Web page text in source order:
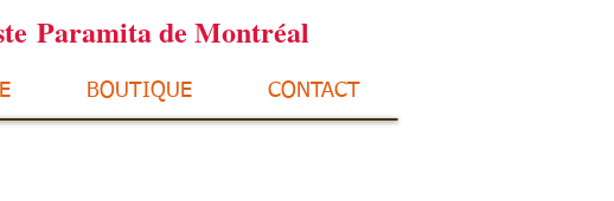
Paramita de Montréal
BOUTIQUE CONTACT